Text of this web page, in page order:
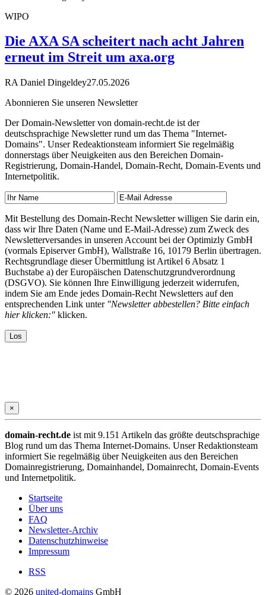
WIPO
Die AXA SA scheitert nach acht Jahren
erneut im Streit um axa.org
RA Daniel Dingeldey27.05.2026
Abonnieren Sie unseren Newsletter
Der Domain-Newsletter von domain-recht.de ist der
deutschsprachige Newsletter rund um das Thema "Internet-
Domains". Unser Redeaktionsteam informiert Sie regelmäßig
donnerstags über Neuigkeiten aus den Bereichen Domain-
Registrierung, Domain-Handel, Domain-Recht, Domain-Events und
Internetpolitik.
Mit Bestellung des Domain-Recht Newsletter willigen Sie darin ein,
dass wir Ihre Daten (Name und E-Mail-Adresse) zum Zweck des
Newsletterversandes in unseren Account bei der Optimizly GmbH
(vormals Episerver GmbH), Wallstraße 16, 10179 Berlin übertragen.
Rechtsgrundlage dieser Übermittlung ist Artikel 6 Absatz 1
Buchstabe a) der Europäischen Datenschutzgrundverordnung
(DSGVO). Sie können Ihre Einwilligung jederzeit widerrufen,
indem Sie am Ende jedes Domain-Recht Newsletters auf den
entsprechenden Link unter "Newsletter abbestellen? Bitte einfach
hier klicken:" klicken.
×
domain-recht.de ist mit 9.151 Artikeln das größte deutschsprachige
Blog rund um das Thema Internet-Domains. Unser Redaktionsteam
informiert Sie regelmäßig über Neuigkeiten aus den Bereichen
Domainregistrierung, Domainhandel, Domainrecht, Domain-Events
und Internetpolitik.
Startseite
Über uns
FAQ
Newsletter-Archiv
Datenschutzhinweise
Impressum
RSS
© 2026 united-domains GmbH